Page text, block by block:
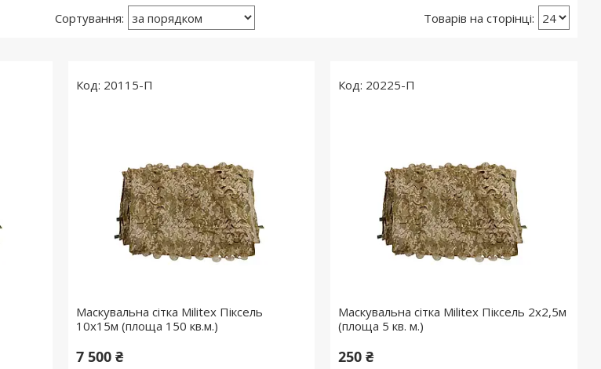
20115-П
Маскувальна сітка Militex Піксель
10х15м (площа 150 кв.м.)
7 500 ₴
20225-П
Маскувальна сітка Militex Піксель 2х2,5м
(площа 5 кв. м.)
250 ₴